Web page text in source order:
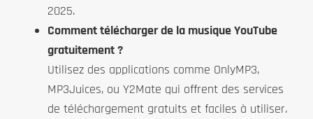
2025.
Comment télécharger de la musique YouTube
gratuitement ?
Utilisez des applications comme OnlyMP3,
MP3Juices, ou Y2Mate qui offrent des services
de téléchargement gratuits et faciles à utiliser.